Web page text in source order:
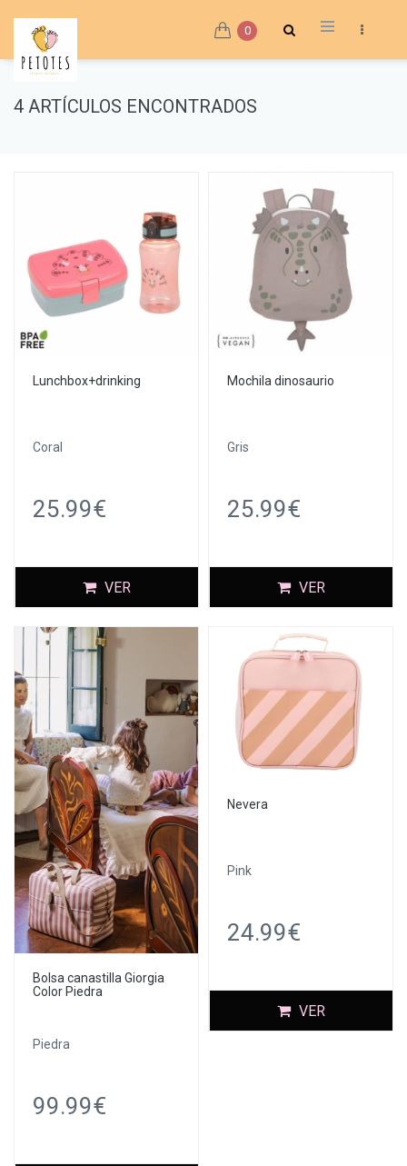
0
4 ARTÍCULOS ENCONTRADOS
Lunchbox+drinking
Coral
25.99€
VER
Mochila dinosaurio
Gris
25.99€
VER
Bolsa canastilla Giorgia
Color Piedra
Piedra
99.99€
Nevera
Pink
24.99€
VER